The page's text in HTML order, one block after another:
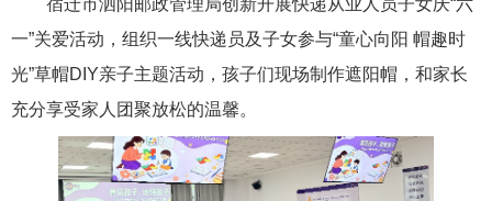
宿迁市泗阳邮政管理局创新开展快递从业人员子女庆“六
一”关爱活动，组织一线快递员及子女参与“童心向阳 帽趣时
光”草帽DIY亲子主题活动，孩子们现场制作遮阳帽，和家长
充分享受家人团聚放松的温馨。